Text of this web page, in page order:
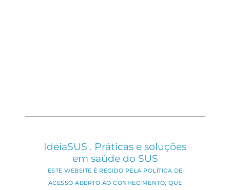
IdeiaSUS . Práticas e soluções
em saúde do SUS
ESTE WEBSITE É REGIDO PELA POLÍTICA DE
ACESSO ABERTO AO CONHECIMENTO, QUE